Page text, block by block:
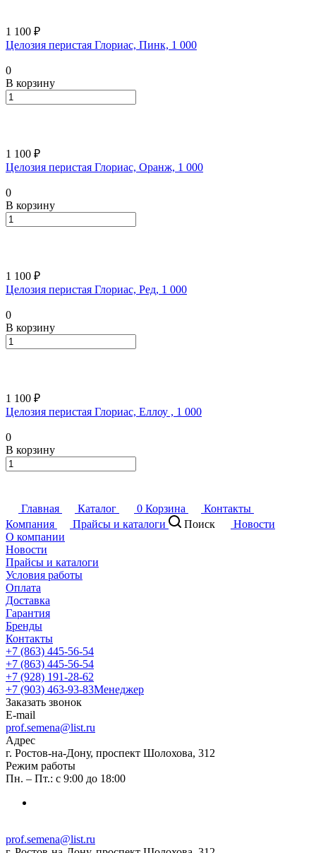
1 100 ₽
Целозия перистая Глориас, Пинк, 1 000
0
В корзину
1 100 ₽
Целозия перистая Глориас, Оранж, 1 000
0
В корзину
1 100 ₽
Целозия перистая Глориас, Ред, 1 000
0
В корзину
1 100 ₽
Целозия перистая Глориас, Еллоу , 1 000
0
В корзину
Главная Каталог 0 Корзина
Контакты
Компания
Прайсы и каталоги Поиск
Новости
О компании
Новости
Прайсы и каталоги
Условия работы
Оплата
Доставка
Гарантия
Бренды
Контакты
+7 (863) 445-56-54
+7 (863) 445-56-54
+7 (928) 191-28-62
+7 (903) 463-93-83Менеджер
Заказать звонок
E-mail
prof.semena@list.ru
Адрес
г. Ростов-на-Дону, проспект Шолохова, 312
Режим работы
Пн. – Пт.: с 9:00 до 18:00
prof.semena@list.ru